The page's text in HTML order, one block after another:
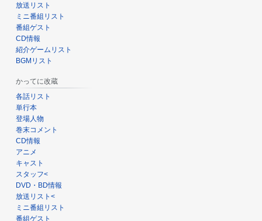
放送リスト
ミニ番組リスト
番組ゲスト
CD情報
紹介ゲームリスト
BGMリスト
かってに改蔵
各話リスト
単行本
登場人物
巻末コメント
CD情報
アニメ
キャスト
スタッフ<
DVD・BD情報
放送リスト<
ミニ番組リスト
番組ゲスト